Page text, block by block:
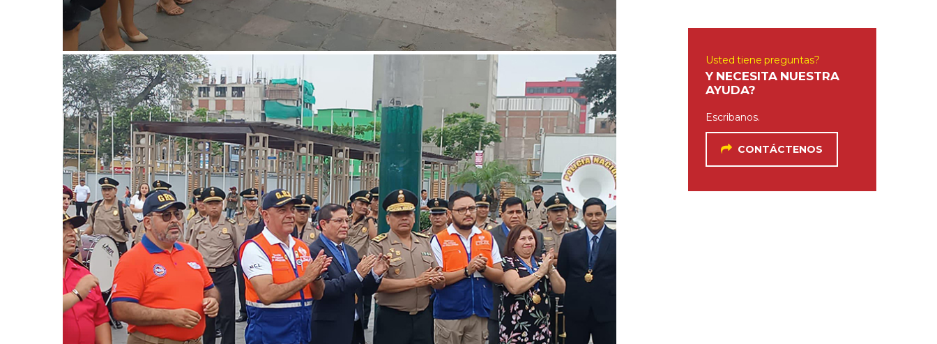
Usted tiene preguntas?
Y NECESITA NUESTRA
AYUDA?
Escribanos.
CONTÁCTENOS